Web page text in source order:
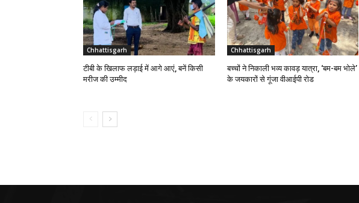
Chhattisgarh
टीबी के खिलाफ लड़ाई में आगे आएं, बनें किसी
मरीज की उम्मीद
Chhattisgarh
बच्चों ने निकाली भव्य कावड़ यात्रा, ‘बम-बम भोले’
के जयकारों से गूंजा वीआईपी रोड